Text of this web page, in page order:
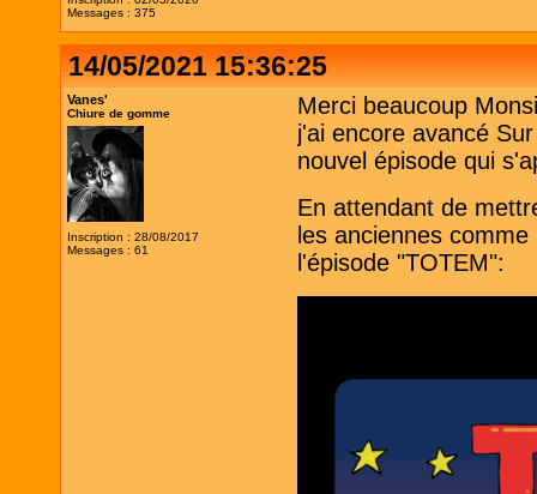
Messages : 375
14/05/2021 15:36:25
Vanes'
Chiure de gomme
Inscription : 28/08/2017
Messages : 61
Merci beaucoup
j'ai encore avancé
nouvel épisode qui
En attendant de
les anciennes
l'épisode "TOTEM":